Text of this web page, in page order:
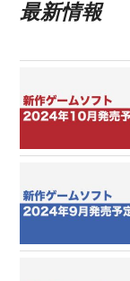
最新情報